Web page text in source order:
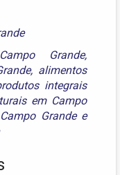
Grande,
, alimentos
integrais
em Campo
Grandee